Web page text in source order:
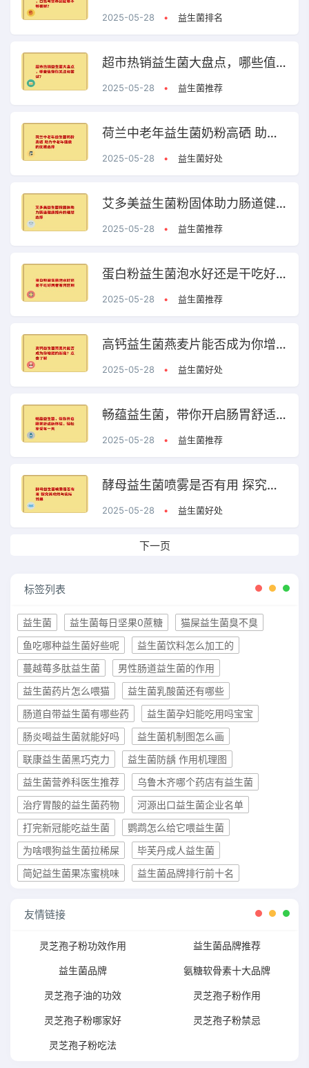
2025-05-28 • 益生菌排名
超市热销益生菌大盘点，哪些值得你关注和尝试？
2025-05-28 • 益生菌推荐
荷兰中老年益生菌奶粉高硒 助力中老年健康的优质选择
2025-05-28 • 益生菌好处
艾多美益生菌粉固体助力肠道健康提升的理想选择
2025-05-28 • 益生菌推荐
蛋白粉益生菌泡水好还是干吃好两者有何区别
2025-05-28 • 益生菌推荐
高钙益生菌燕麦片能否成为你增肥的新宠？点击了解
2025-05-28 • 益生菌好处
畅蕴益生菌，带你开启肠胃舒适新体验，轻松享受每一天
2025-05-28 • 益生菌推荐
酵母益生菌喷雾是否有用 探究其功效与实际效果
2025-05-28 • 益生菌好处
下一页
标签列表
益生菌 益生菌每日坚果0蔗糖
猫屎益生菌臭不臭
鱼吃哪种益生菌好些呢
益生菌饮料怎么加工的
蔓越莓多肽益生菌
男性肠道益生菌的作用
益生菌药片怎么喂猫
益生菌乳酸菌还有哪些
肠道自带益生菌有哪些药
益生菌孕妇能吃用吗宝宝
肠炎喝益生菌就能好吗
益生菌机制图怎么画
联康益生菌黑巧克力
益生菌防龋 作用机理图
益生菌营养科医生推荐
乌鲁木齐哪个药店有益生菌
治疗胃酸的益生菌药物
河源出口益生菌企业名单
打完新冠能吃益生菌
鹦鹉怎么给它喂益生菌
为啥喂狗益生菌拉稀屎
毕芙丹成人益生菌
简妃益生菌果冻蜜桃味
益生菌品牌排行前十名
友情链接
灵芝孢子粉功效作用 益生菌品牌推荐
益生菌品牌 氨糖软骨素十大品牌
灵芝孢子油的功效 灵芝孢子粉作用
灵芝孢子粉哪家好 灵芝孢子粉禁忌
灵芝孢子粉吃法